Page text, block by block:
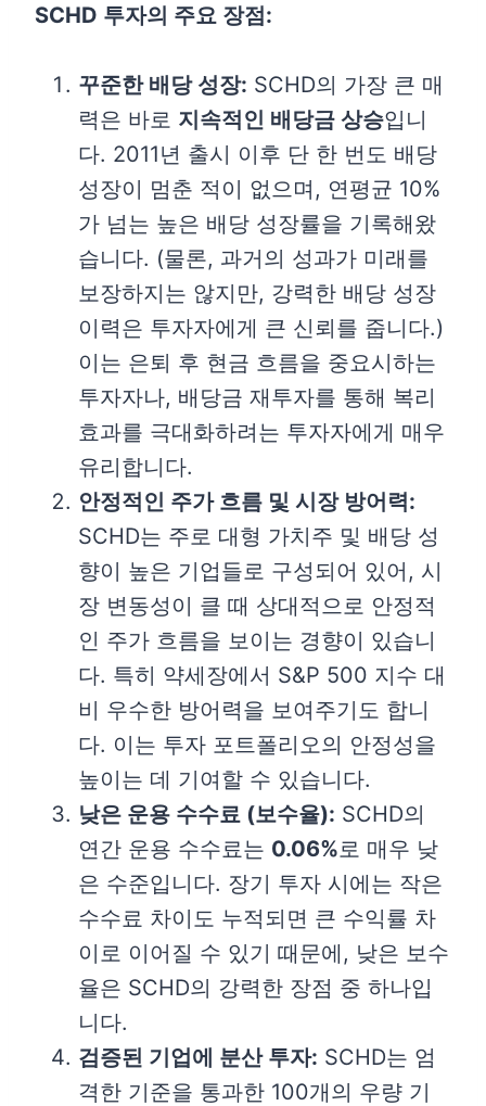
SCHD 투자의 주요 장점:
꾸준한 배당 성장: SCHD의 가장 큰 매
력은 바로 지속적인 배당금 상승입니
다. 2011년 출시 이후 단 한 번도 배당
성장이 멈춘 적이 없으며, 연평균 10%
가 넘는 높은 배당 성장률을 기록해왔
습니다. (물론, 과거의 성과가 미래를
보장하지는 않지만, 강력한 배당 성장
이력은 투자자에게 큰 신뢰를 줍니다.)
이는 은퇴 후 현금 흐름을 중요시하는
투자자나, 배당금 재투자를 통해 복리
효과를 극대화하려는 투자자에게 매우
유리합니다.
안정적인 주가 흐름 및 시장 방어력:
SCHD는 주로 대형 가치주 및 배당 성
향이 높은 기업들로 구성되어 있어, 시
장 변동성이 클 때 상대적으로 안정적
인 주가 흐름을 보이는 경향이 있습니
다. 특히 약세장에서 S&P 500 지수 대
비 우수한 방어력을 보여주기도 합니
다. 이는 투자 포트폴리오의 안정성을
높이는 데 기여할 수 있습니다.
낮은 운용 수수료 (보수율): SCHD의
연간 운용 수수료는 0.06%로 매우 낮
은 수준입니다. 장기 투자 시에는 작은
수수료 차이도 누적되면 큰 수익률 차
이로 이어질 수 있기 때문에, 낮은 보수
율은 SCHD의 강력한 장점 중 하나입
니다.
검증된 기업에 분산 투자: SCHD는 엄
격한 기준을 통과한 100개의 우량 기